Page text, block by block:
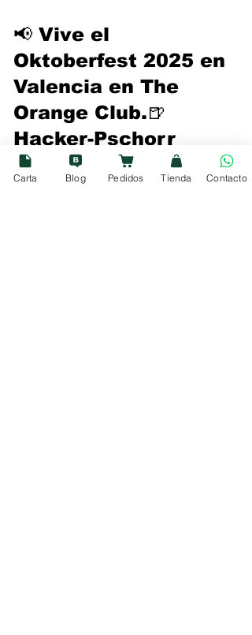
📢 Vive el
Oktoberfest 2025 en
Valencia en The
Orange Club.🍺
Hacker-Pschorr
Münchner Hell
+ 🍔
Burger Berlín o
Carta Blog Pedidos Tienda Contacto